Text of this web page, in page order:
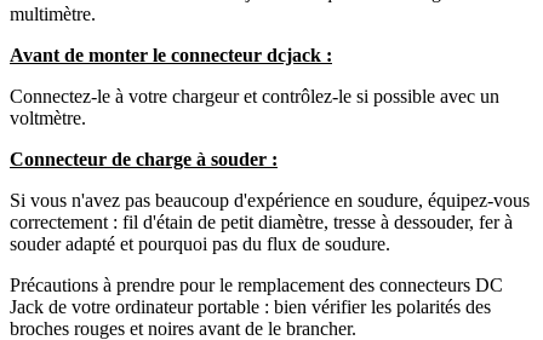
multimètre.
Avant de monter le connecteur dcjack :
Connectez-le à votre chargeur et contrôlez-le si possible avec un
voltmètre.
Connecteur de charge à souder :
Si vous n'avez pas beaucoup d'expérience en soudure, équipez-vous
correctement : fil d'étain de petit diamètre, tresse à dessouder, fer à
souder adapté et pourquoi pas du flux de soudure.
Précautions à prendre pour le remplacement des connecteurs DC
Jack de votre ordinateur portable : bien vérifier les polarités des
broches rouges et noires avant de le brancher.